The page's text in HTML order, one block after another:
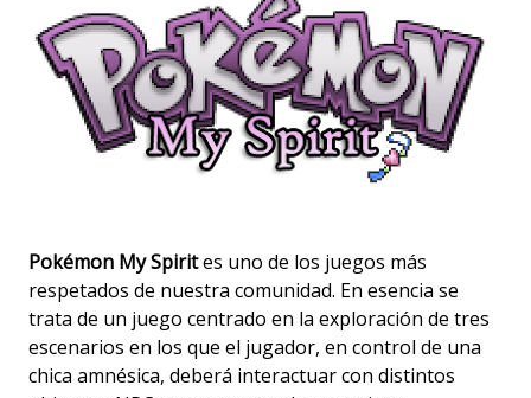
Pokémon My Spirites uno de los juegos más
respetados de nuestra comunidad. En esencia se
trata de un juego centrado en la exploración de tres
escenarios en los que el jugador, en control de una
chica amnésica, deberá interactuar con distintos